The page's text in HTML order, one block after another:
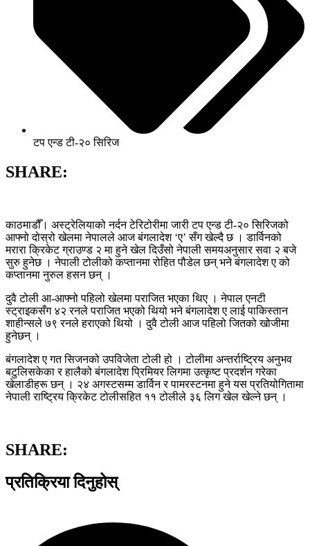
टप एन्ड टी-२० सिरिज
SHARE:
काठमाडौँ। अस्ट्रेलियाको नर्दन टेरिटोरीमा जारी टप एन्ड टी-२० सिरिजको
आफ्नो दोस्रो खेलमा नेपालले आज बंगलादेश ‘ए’ सँग खेल्दै छ । डार्विनको
मरारा क्रिकेट ग्राउण्ड २ मा हुने खेल दिउँसो नेपाली समयअनुसार सवा २ बजे
सुरु हुनेछ । नेपाली टोलीको कप्तानमा रोहित पौडेल छन् भने बंगलादेश ए को
कप्तानमा नुरुल हसन छन् ।
दुवै टोली आ-आफ्नो पहिलो खेलमा पराजित भएका थिए । नेपाल एनटी
स्ट्राइकसँग ४२ रनले पराजित भएको थियो भने बंगलादेश ए लाई पाकिस्तान
शाहीन्सले ७९ रनले हराएको थियो । दुवै टोली आज पहिलो जितको खोजीमा
हुनेछन् ।
बंगलादेश ए गत सिजनको उपविजेता टोली हो । टोलीमा अन्तर्राष्ट्रिय अनुभव
बटुलिसकेका र हालैको बंगलादेश प्रिमियर लिगमा उत्कृष्ट प्रदर्शन गरेका
खेलाडीहरू छन् । २४ अगस्टसम्म डार्विन र पामरस्टनमा हुने यस प्रतियोगितामा
नेपाली राष्ट्रिय क्रिकेट टोलीसहित ११ टोलीले ३६ लिग खेल खेल्ने छन् ।
SHARE:
प्रतिक्रिया दिनुहोस्